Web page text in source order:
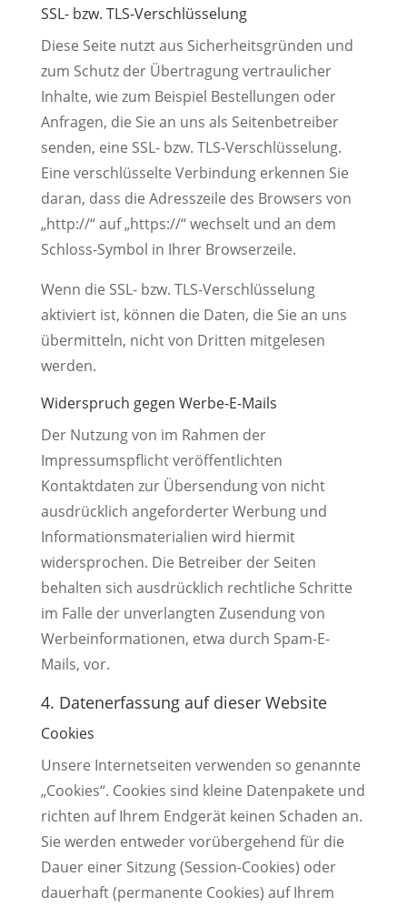
SSL- bzw. TLS-Verschlüsselung
Diese Seite nutzt aus Sicherheitsgründen und
zum Schutz der Übertragung vertraulicher
Inhalte, wie zum Beispiel Bestellungen oder
Anfragen, die Sie an uns als Seitenbetreiber
senden, eine SSL- bzw. TLS-Verschlüsselung.
Eine verschlüsselte Verbindung erkennen Sie
daran, dass die Adresszeile des Browsers von
„http://“ auf „https://“ wechselt und an dem
Schloss-Symbol in Ihrer Browserzeile.
Wenn die SSL- bzw. TLS-Verschlüsselung
aktiviert ist, können die Daten, die Sie an uns
übermitteln, nicht von Dritten mitgelesen
werden.
Widerspruch gegen Werbe-E-Mails
Der Nutzung von im Rahmen der
Impressumspflicht veröffentlichten
Kontaktdaten zur Übersendung von nicht
ausdrücklich angeforderter Werbung und
Informationsmaterialien wird hiermit
widersprochen. Die Betreiber der Seiten
behalten sich ausdrücklich rechtliche Schritte
im Falle der unverlangten Zusendung von
Werbeinformationen, etwa durch Spam-E-
Mails, vor.
4. Datenerfassung auf dieser Website
Cookies
Unsere Internetseiten verwenden so genannte
„Cookies“. Cookies sind kleine Datenpakete und
richten auf Ihrem Endgerät keinen Schaden an.
Sie werden entweder vorübergehend für die
Dauer einer Sitzung (Session-Cookies) oder
dauerhaft (permanente Cookies) auf Ihrem